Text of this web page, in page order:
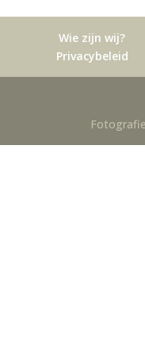
Wie zijn wij?
Privacybeleid
Fotografie